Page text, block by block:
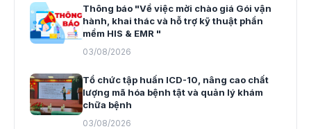
Thông báo "Về việc mời chào giá Gói vận
hành, khai thác và hỗ trợ kỹ thuật phần
mềm HIS & EMR "
03/08/2026
Tổ chức tập huấn ICD-10, nâng cao chất
lượng mã hóa bệnh tật và quản lý khám
chữa bệnh
03/08/2026